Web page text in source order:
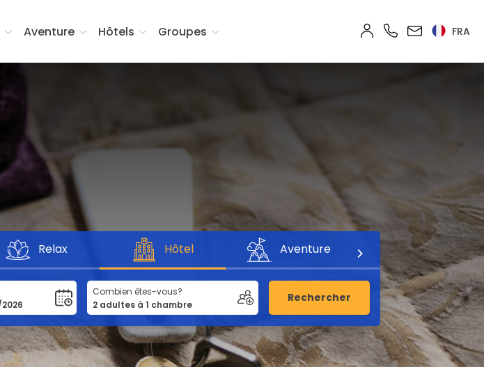
Aventure Hôtels Groupes FRA
Relax Hôtel Aventure
Combien êtes-vous? Rechercher